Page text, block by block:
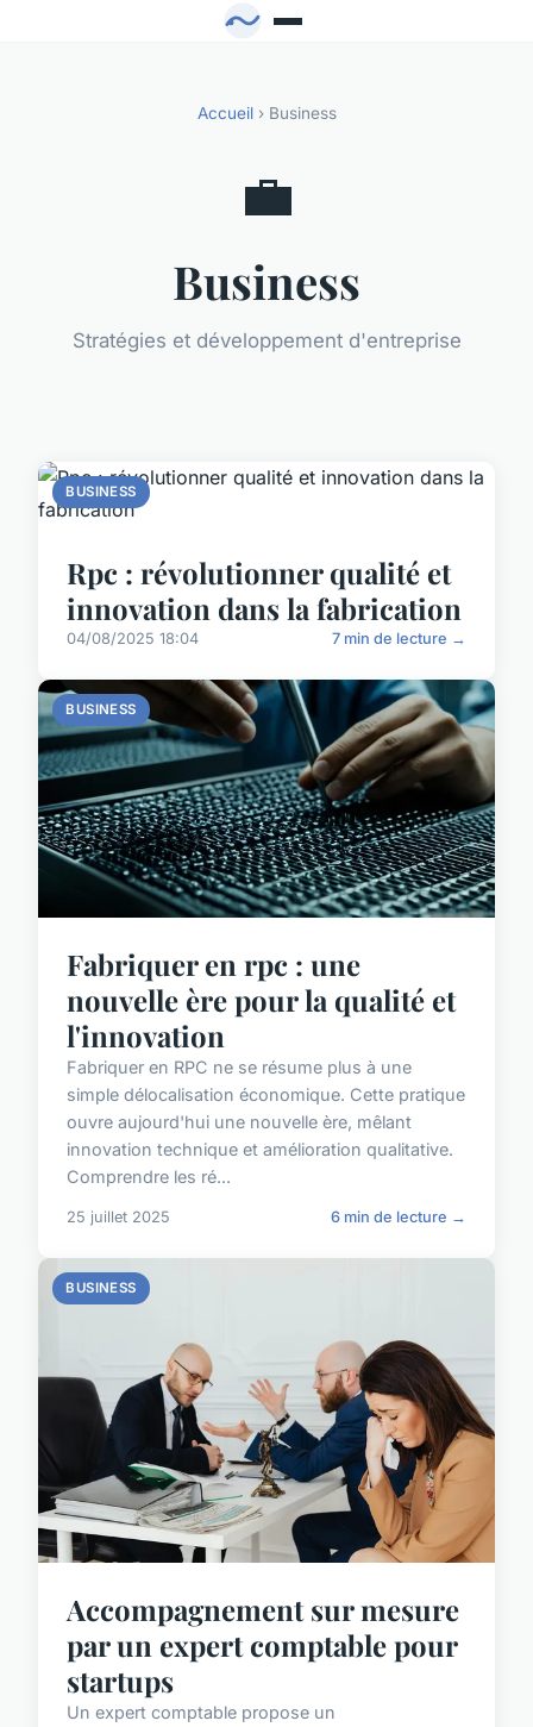
Accueil› Business
💼
Business
Stratégies et développement d'entreprise
BUSINESS
Rpc : révolutionner qualité et
innovation dans la fabrication
04/08/2025 18:04 7 min de lecture →
BUSINESS
Fabriquer en rpc : une
nouvelle ère pour la qualité et
l'innovation
Fabriquer en RPC ne se résume plus à une
simple délocalisation économique. Cette pratique
ouvre aujourd'hui une nouvelle ère, mêlant
innovation technique et amélioration qualitative.
Comprendre les ré...
25 juillet 2025 6 min de lecture →
BUSINESS
Accompagnement sur mesure
par un expert comptable pour
startups
Un expert comptable propose un